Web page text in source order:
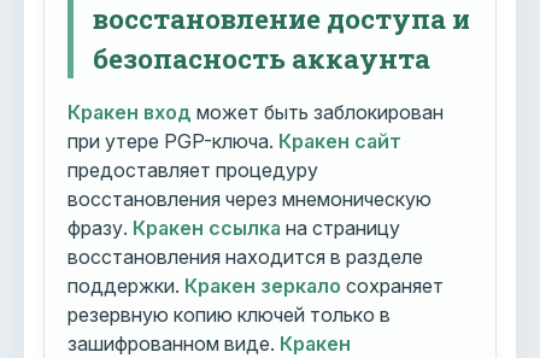
восстановление доступа и
безопасность аккаунта
Кракен вход может быть заблокирован
при утере PGP-ключа. Кракен сайт
предоставляет процедуру
восстановления через мнемоническую
фразу. Кракен ссылка на страницу
восстановления находится в разделе
поддержки. Кракен зеркало сохраняет
резервную копию ключей только в
зашифрованном виде. Кракен